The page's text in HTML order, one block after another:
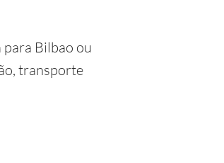
Bilbao ou
transporte